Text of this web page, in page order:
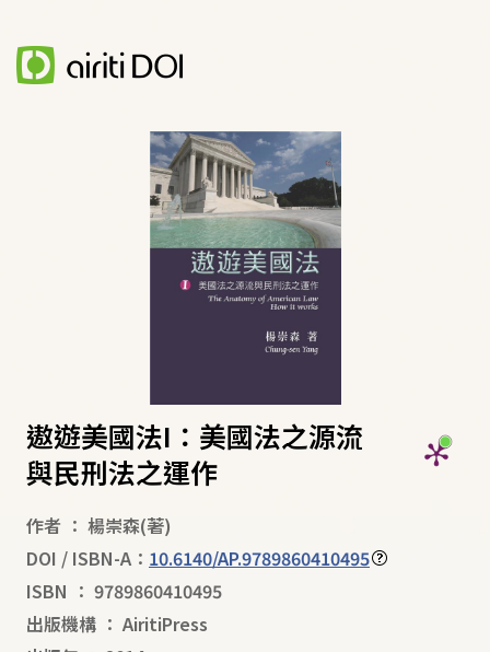
遨遊美國法I：美國法之源流
與民刑法之運作
作者 ： 楊崇森(著)
DOI / ISBN-A： 10.6140/AP.9789860410495
ISBN ： 9789860410495
出版機構 ： AiritiPress